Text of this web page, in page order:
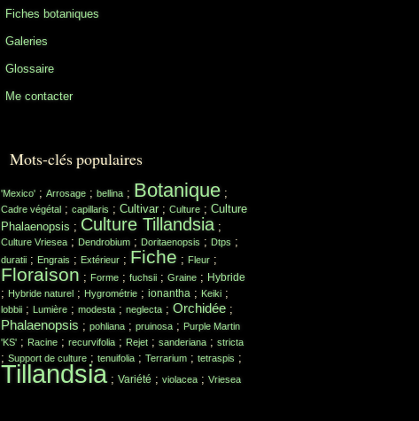
Fiches botaniques
Galeries
Glossaire
Me contacter
Mots-clés populaires
'Mexico' ; Arrosage ; bellina; Botanique ;
Cadre végétal ; capillaris ; Cultivar; Culture ; Culture
Phalaenopsis ; Culture Tillandsia;
Culture Vriesea; Dendrobium ; Doritaenopsis ; Dtps ;
duratii ; Engrais ; Extérieur ; Fiche ; Fleur ;
Floraison ; Forme ; fuchsii ; Graine ; Hybride
; Hybride naturel ; Hygrométrie ; ionantha ; Keiki ;
lobbii ; Lumière ; modesta; neglecta; Orchidée ;
Phalaenopsis ; pohliana; pruinosa; Purple Martin
'KS' ; Racine ; recurvifolia; Rejet ; sanderiana; stricta
; Support de culture ; tenuifolia; Terrarium ; tetraspis ;
Tillandsia; Variété ; violacea; Vriesea